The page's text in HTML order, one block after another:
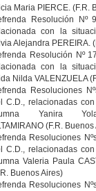
Maria PIERCE. (F.R.
Resolución Nº
con la
Alejandra PEREIRA.
Resolución Nº
con la
Nilda VALENZUELA
Resoluciones
C.D., relacionadas
Yanira
(F.R. Buenos
Resoluciones
C.D., relacionadas
Valeria Paula
Buenos Aires)
Resoluciones